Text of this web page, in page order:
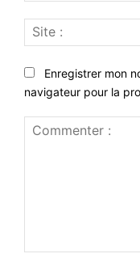
Enregistrer mon
navigateur pour la